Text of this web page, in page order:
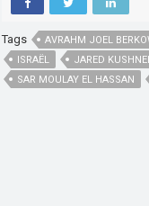
Tags AVRAHM JOEL
ISRAËL
JARED
SAR MOULAY EL HASSAN